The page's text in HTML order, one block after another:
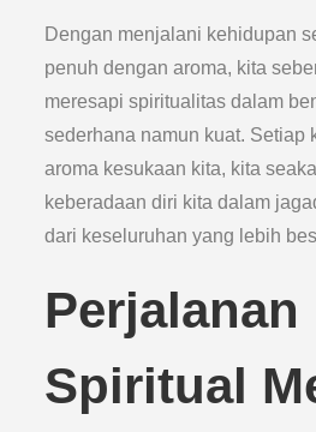
Dengan menjalani kehidupan
penuh dengan aroma, kita
meresapi spiritualitas dalam
sederhana namun kuat. Setiap
aroma kesukaan kita, kita
keberadaan diri kita dalam
dari keseluruhan yang lebih
Perjalanan
Spiritual